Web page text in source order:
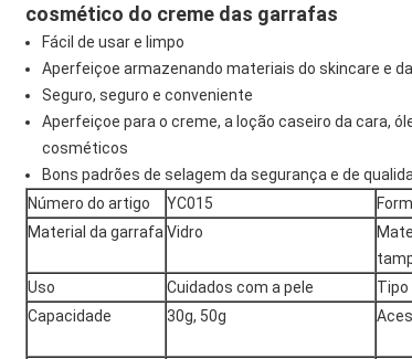
cosmético do creme das garrafas
Fácil de usar e limpo
Aperfeiçoe armazenando materiais do skincare e
Seguro, seguro e conveniente
Aperfeiçoe para o creme, a loção caseiro da cara,
cosméticos
Bons padrões de selagem da segurança e de
Número do artigo
YC015
Material da garrafa Vidro
Uso Cuidados com a pele Tipo
Capacidade
30g, 50g